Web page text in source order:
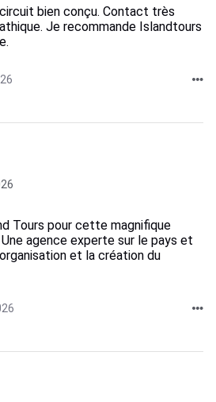
bien conçu. Contact très
Je recommande Islandtours
Tours pour cette magnifique
agence experte sur le pays et
et la création du